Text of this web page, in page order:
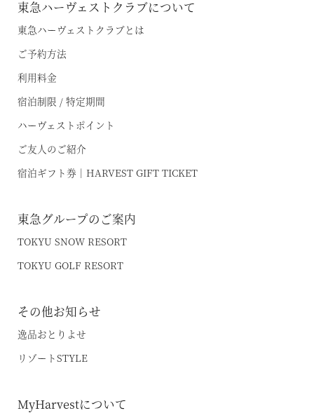
東急ハーヴェストクラブについて
東急ハーヴェストクラブとは
ご予約方法
利用料金
宿泊制限 / 特定期間
ハーヴェストポイント
ご友人のご紹介
宿泊ギフト券｜HARVEST GIFT TICKET
東急グループのご案内
TOKYU SNOW RESORT
TOKYU GOLF RESORT
その他お知らせ
逸品おとりよせ
リゾートSTYLE
MyHarvestについて